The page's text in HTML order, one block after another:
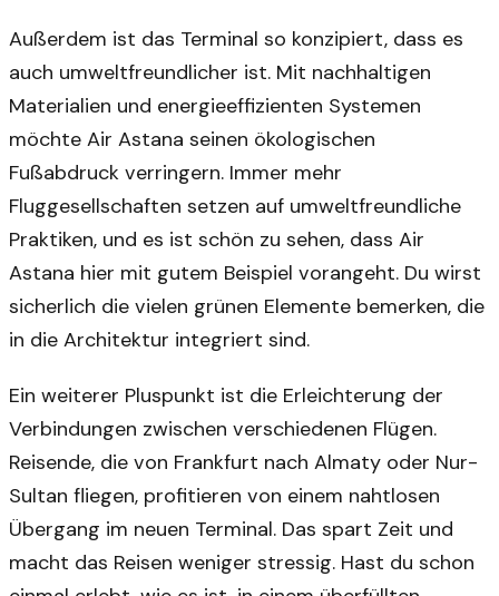
Außerdem ist das Terminal so konzipiert, dass es
auch umweltfreundlicher ist. Mit nachhaltigen
Materialien und energieeffizienten Systemen
möchte Air Astana seinen ökologischen
Fußabdruck verringern. Immer mehr
Fluggesellschaften setzen auf umweltfreundliche
Praktiken, und es ist schön zu sehen, dass Air
Astana hier mit gutem Beispiel vorangeht. Du wirst
sicherlich die vielen grünen Elemente bemerken, die
in die Architektur integriert sind.
Ein weiterer Pluspunkt ist die Erleichterung der
Verbindungen zwischen verschiedenen Flügen.
Reisende, die von Frankfurt nach Almaty oder Nur-
Sultan fliegen, profitieren von einem nahtlosen
Übergang im neuen Terminal. Das spart Zeit und
macht das Reisen weniger stressig. Hast du schon